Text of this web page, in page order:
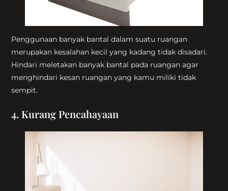
Penggunaan banyak bantal dalam suatu ruangan
merupakan kesalahan kecil yang kadang tidak disadari.
Hindari meletakan banyak bantal pada ruangan agar
menghindari kesan ruangan yang kamu miliki tidak
sempit.
4. Kurang Pencahayaan